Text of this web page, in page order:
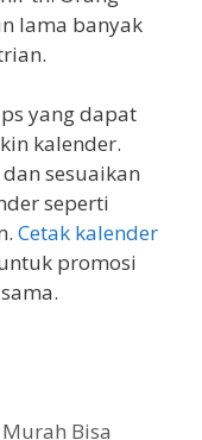
lama banyak
yang dapat
kalender.
sesuaikan
seperti
Cetak kalender
promosi
Bisa